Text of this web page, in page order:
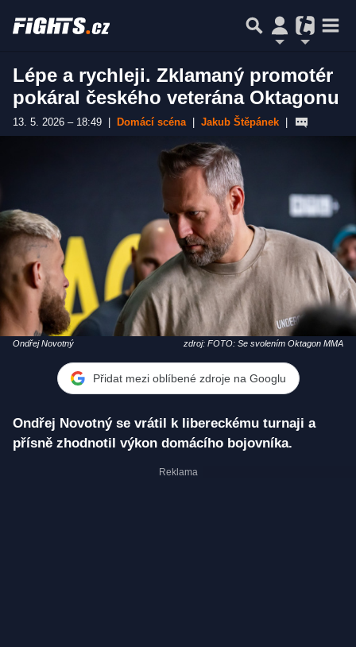
Lépe a rychleji. Zklamaný promotér
pokáral českého veterána Oktagonu
13. 5. 2026 – 18:49 Domácí scéna Jakub Štěpánek
Ondřej Novotný zdroj: FOTO: Se svolením Oktagon MMA
Přidat mezi oblíbené zdroje na Googlu
Ondřej Novotný se vrátil k libereckému turnaji a
přísně zhodnotil výkon domácího bojovníka.